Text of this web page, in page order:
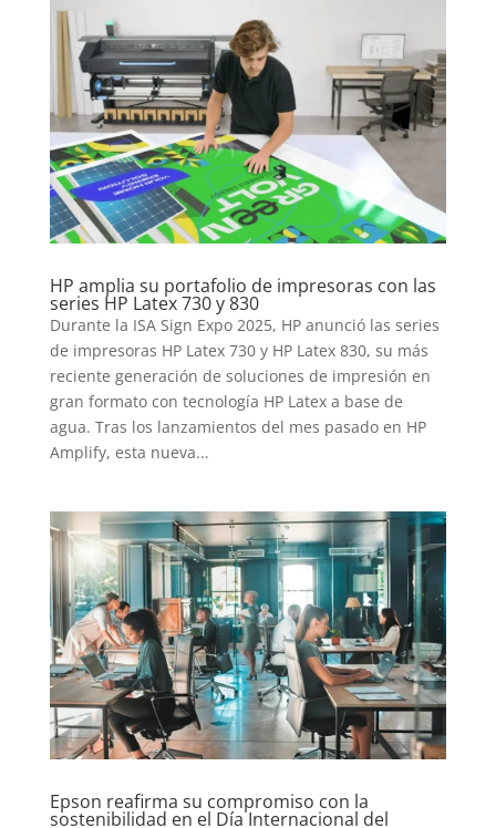
INICIO
PELICULAS
SERIES
HP amplia su portafolio de impresoras con las
series HP Latex 730 y 830
Durante la ISA Sign Expo 2025, HP anunció las series
de impresoras HP Latex 730 y HP Latex 830, su más
reciente generación de soluciones de impresión en
gran formato con tecnología HP Latex a base de
agua. Tras los lanzamientos del mes pasado en HP
Amplify, esta nueva...
Epson reafirma su compromiso con la
sostenibilidad en el Día Internacional del